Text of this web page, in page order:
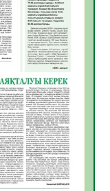
– әр
33
30
аясында
жобасы
30